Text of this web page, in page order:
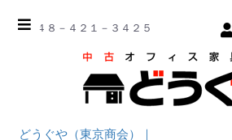
☎ ０４８－４２１－３４２５
どうぐや（東京商会）｜